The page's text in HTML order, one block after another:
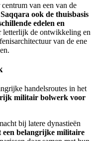
van een van de
ook de thuisbasis
edelen en
letterlijk de ontwikkeling en
van de ene
handelsroutes in het
militair bolwerk voor
bij latere dynastieën
een belangrijke militaire